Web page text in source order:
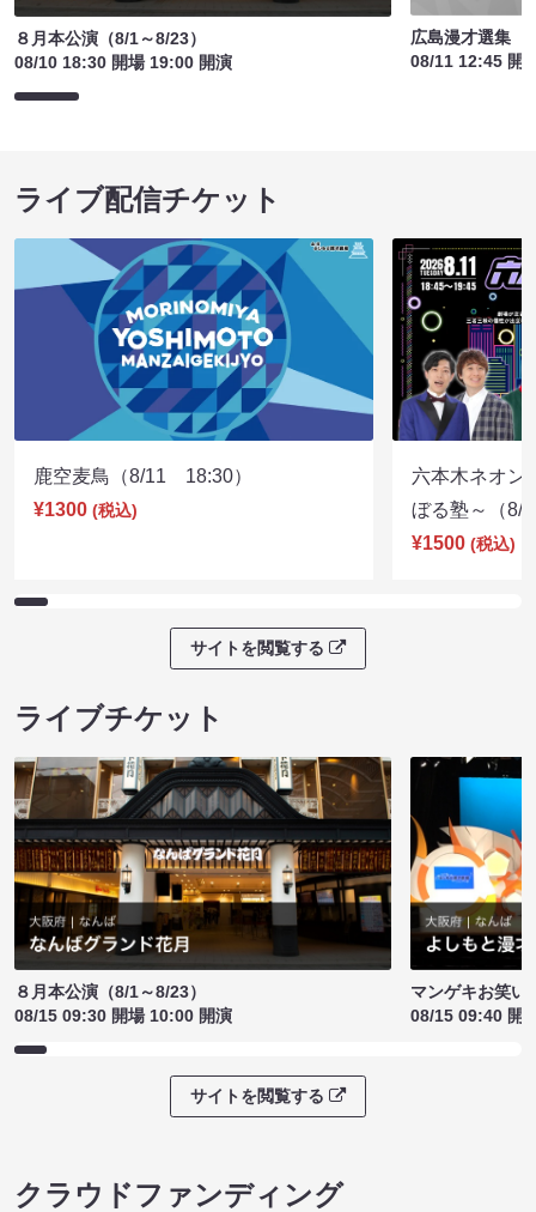
８月本公演（8/1～8/23）
08/10 18:30 開場 19:00 開演
広島漫才選集
08/11 12:45 開
ライブ配信チケット
鹿空麦鳥（8/11 18:30）
¥1300 (税込)
六本木ネオン
ぼる塾～（
¥1500 (税込)
サイトを閲覧する
ライブチケット
８月本公演（8/1～8/23）
08/15 09:30 開場 10:00 開演
マンゲキお笑い
08/15 09:40 開
サイトを閲覧する
クラウドファンディング